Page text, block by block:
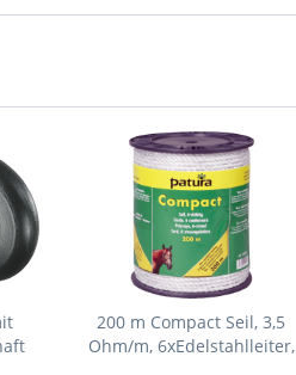
200 m Compact Seil, 3,5
Ohm/m, 6xEdelstahlleiter,